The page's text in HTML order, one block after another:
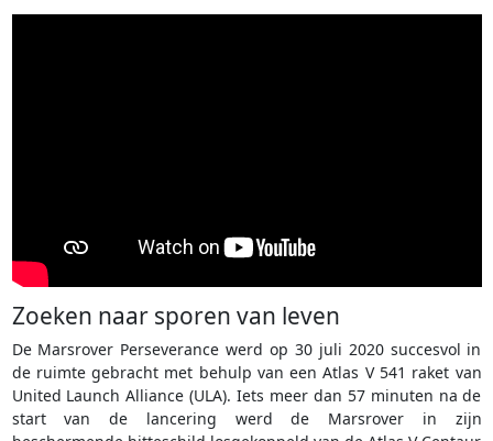
Zoeken naar sporen van leven
De Marsrover Perseverance werd op 30 juli 2020 succesvol in
de ruimte gebracht met behulp van een Atlas V 541 raket van
United Launch Alliance (ULA). Iets meer dan 57 minuten na de
start van de lancering werd de Marsrover in zijn